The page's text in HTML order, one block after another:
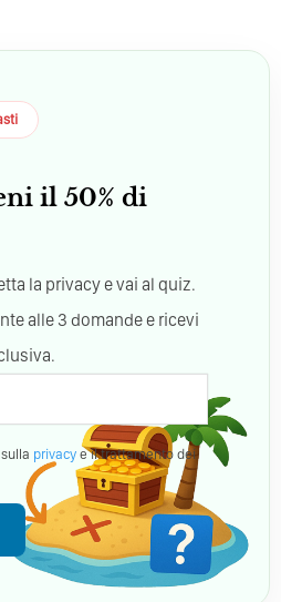
il 50% di
la privacy e vai al quiz.
alle 3 domande e ricevi
privacy e il trattamento dei